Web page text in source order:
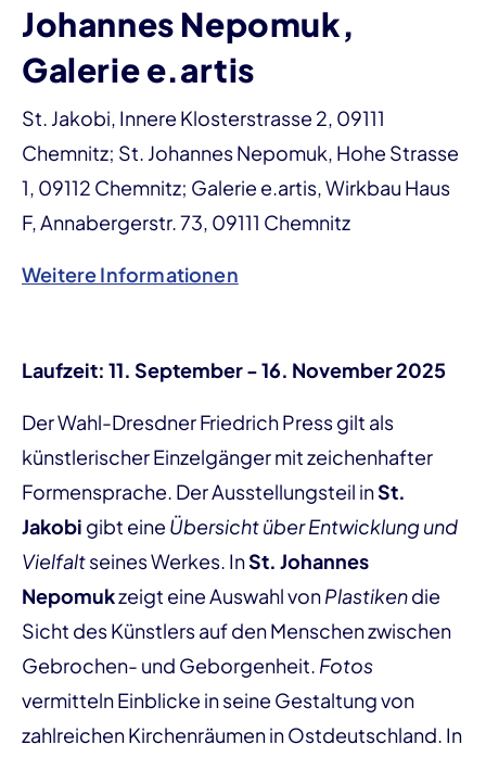
Johannes Nepomuk,
Galerie e.artis
St. Jakobi, Innere Klosterstrasse 2, 09111
Chemnitz; St. Johannes Nepomuk, Hohe Strasse
1, 09112 Chemnitz; Galerie e.artis, Wirkbau Haus
F, Annabergerstr. 73, 09111 Chemnitz
Weitere Informationen
Laufzeit: 11. September - 16. November 2025
Der Wahl-Dresdner Friedrich Press gilt als
künstlerischer Einzelgänger mit zeichenhafter
Formensprache. Der Ausstellungsteil inSt.
Jakobi gibt eine Übersicht über Entwicklung und
Vielfaltseines Werkes. InSt. Johannes
Nepomukzeigt eine Auswahl vonPlastikendie
Sicht des Künstlers auf den Menschen zwischen
Gebrochen- und Geborgenheit. Fotos
vermitteln Einblicke in seine Gestaltung von
zahlreichen Kirchenräumen in Ostdeutschland. In